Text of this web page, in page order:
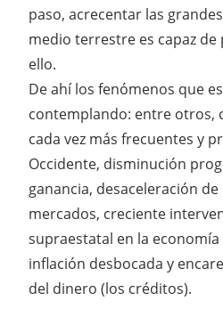
paso, acrecentar las
medio terrestre es capaz
ello.
De ahí los fenómenos que
contemplando: entre otros,
cada vez más frecuentes y
Occidente, disminución
ganancia, desaceleración
mercados, creciente
supraestatal en la
inflación desbocada y
del dinero (los créditos).